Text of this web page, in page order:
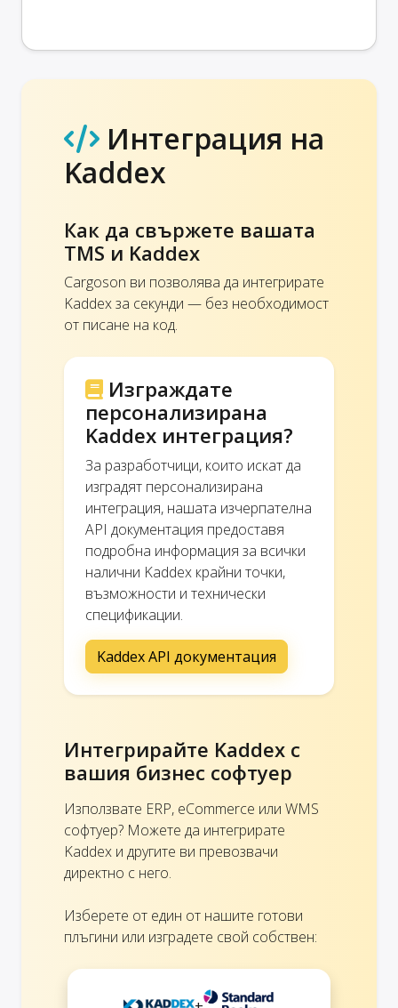
Интеграция на
Kaddex
Как да свържете вашата
TMS и Kaddex
Cargoson ви позволява да интегрирате
Kaddex за секунди — без необходимост
от писане на код.
Изграждате
персонализирана
Kaddex интеграция?
За разработчици, които искат да
изградят персонализирана
интеграция, нашата изчерпателна
API документация предоставя
подробна информация за всички
налични Kaddex крайни точки,
възможности и технически
спецификации.
Kaddex API документация
Интегрирайте Kaddex с
вашия бизнес софтуер
Използвате ERP, eCommerce или WMS
софтуер? Можете да интегрирате
Kaddex и другите ви превозвачи
директно с него.
Изберете от един от нашите готови
плъгини или изградете свой собствен: